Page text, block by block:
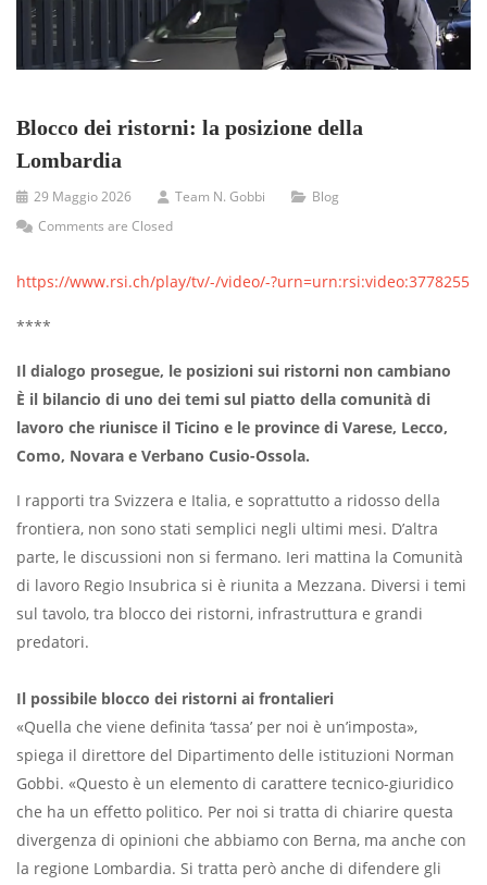
Blocco dei ristorni: la posizione della
Lombardia
29 Maggio 2026 Team N. Gobbi
Blog
Comments are Closed
https://www.rsi.ch/play/tv/-/video/-?urn=urn:rsi:video:3778255
****
Il dialogo prosegue, le posizioni sui ristorni non cambiano
È il bilancio di uno dei temi sul piatto della comunità di
lavoro che riunisce il Ticino e le province di Varese, Lecco,
Como, Novara e Verbano Cusio-Ossola.
I rapporti tra Svizzera e Italia, e soprattutto a ridosso della
frontiera, non sono stati semplici negli ultimi mesi. D’altra
parte, le discussioni non si fermano. Ieri mattina la Comunità
di lavoro Regio Insubrica si è riunita a Mezzana. Diversi i temi
sul tavolo, tra blocco dei ristorni, infrastruttura e grandi
predatori.
Il possibile blocco dei ristorni ai frontalieri
«Quella che viene definita ‘tassa’ per noi è un’imposta»,
spiega il direttore del Dipartimento delle istituzioni Norman
Gobbi. «Questo è un elemento di carattere tecnico-giuridico
che ha un effetto politico. Per noi si tratta di chiarire questa
divergenza di opinioni che abbiamo con Berna, ma anche con
la regione Lombardia. Si tratta però anche di difendere gli